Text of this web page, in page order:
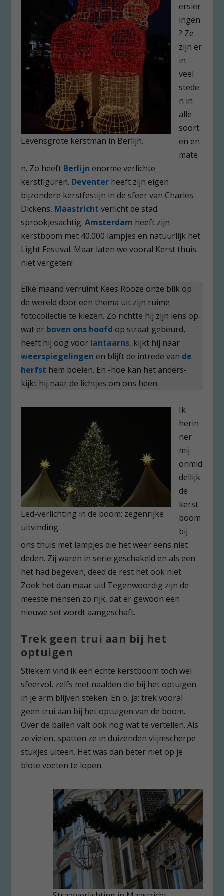
Levensgrote kerstman in Berlijn.
ersier
ingen
? Ze
zijn er
in
veel
stede
n in
alle
soort
en en
mate
n. Zo heeft Berlijn enorme verlichte
kerstfiguren. Deventer heeft zijn eigen
bijzondere kerstfestijn in de sfeer van Charles
Dickens, Maastricht verlicht de stad
sprookjesachtig. Amsterdam heeft zijn
kerstboom met 40.000 lampjes en natuurlijk het
Light Festival. Maar laten we vooral Kerst thuis
niet vergeten!
Elke maand verruimt Kees Rooze onze blik op
de wereld door een thema uit zijn ruime
fotocollectie te kiezen. Zo richtte hij zijn lens op
wat er boven ons hoofd op straat gebeurd,
heeft hij oog voor lantaarns, kijkt hij naar
weerspiegelingen en blijft de intrede van de
herfst hem boeien. En -hoe kan het anders-
kijkt hij naar de lichtjes om ons heen.
Led-verlichting in de boom: zegenrijke
uitvinding.
Ik
herin
ner
mij
onmid
dellijk
de
kerst
boom
bij
ons thuis met lampjes die het weer eens niet
deden. Zij waren in serie geschakeld en als een
het had begeven, deed de rest het ook niet.
Zoek het dan maar uit! Tegenwoordig zijn de
meeste mensen zo rijk, dat er gewoon een
nieuwe set wordt aangeschaft.
Trek geen trui aan bij het
optuigen
Stiekem vind ik een echte kerstboom toch wel
sfeervol, zelfs met naalden die bij het optuigen
in je arm blijven steken. En o, ja: trek vooral
geen trui aan bij het optuigen van de boom.
Over de ballen valt ook nog wat te vertellen. Als
ze vielen, spatten ze in duizenden vlijmscherpe
stukjes uiteen. Het was dan beter niet op je
blote voeten te lopen.